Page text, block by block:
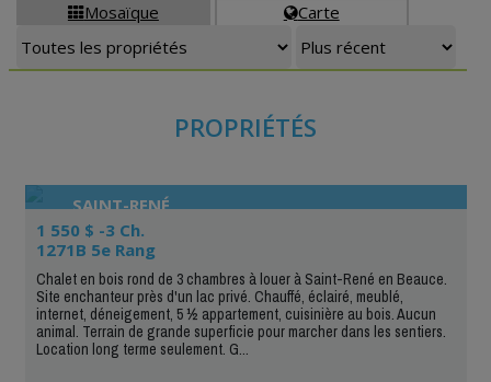
Mosaïque Carte
PROPRIÉTÉS
SAINT-RENÉ
1 550 $ -3 Ch.
1271B 5e Rang
Chalet en bois rond de 3 chambres à louer à Saint-René en Beauce.
Site enchanteur près d'un lac privé. Chauffé, éclairé, meublé,
internet, déneigement, 5 ½ appartement, cuisinière au bois. Aucun
animal. Terrain de grande superficie pour marcher dans les sentiers.
Location long terme seulement. G...